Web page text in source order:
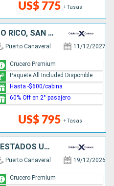
US$ 775 +Tasas
ESTADOS UNIDOS, PUERTO RICO, SAN MARTÍN
Puerto Canaveral 11/12/2027
US$ 795 +Tasas
Crucero Premium
Paquete All Included Disponible
Hasta -$600/cabina
60% Off en 2° pasajero
REPÚBLICA DOMINICANA, ESTADOS UNIDOS
Puerto Canaveral 19/12/2026
Crucero Premium